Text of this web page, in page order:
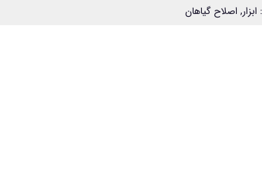
ابزار, اصلاح گیاهان